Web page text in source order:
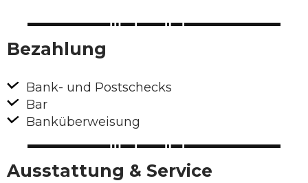
Bezahlung
Bank- und Postschecks
Bar
Banküberweisung
Ausstattung & Service